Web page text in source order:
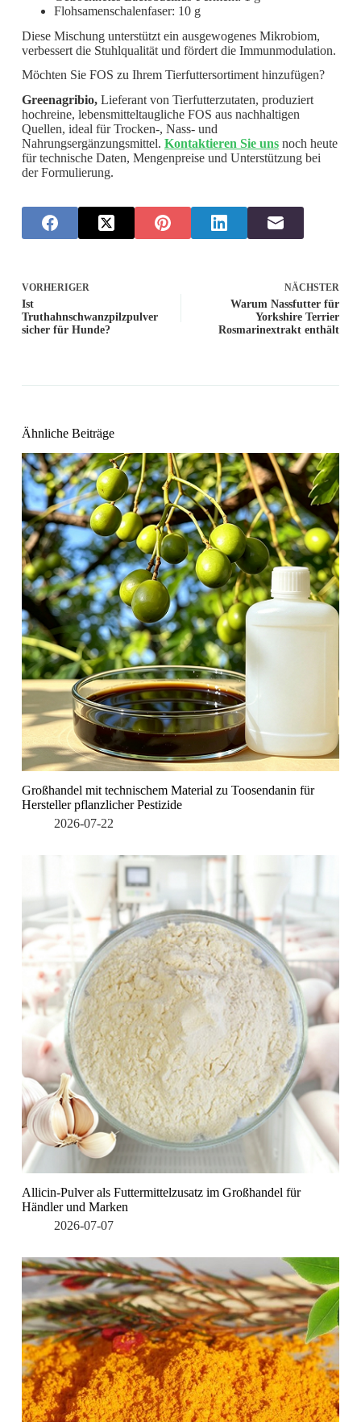
Flohsamenschalenfaser: 10 g
Diese Mischung unterstützt ein ausgewogenes Mikrobiom,
verbessert die Stuhlqualität und fördert die Immunmodulation.
Möchten Sie FOS zu Ihrem Tierfuttersortiment hinzufügen?
Greenagribio,Lieferant von Tierfutterzutaten, produziert
hochreine, lebensmitteltaugliche FOS aus nachhaltigen
Quellen, ideal für Trocken-, Nass- und
Nahrungsergänzungsmittel. Kontaktieren Sie unsnoch heute
für technische Daten, Mengenpreise und Unterstützung bei
der Formulierung.
VORHERIGER
Ist
Truthahnschwanzpilzpulver
sicher für Hunde?
NÄCHSTER
Warum Nassfutter für
Yorkshire Terrier
Rosmarinextrakt enthält
Ähnliche Beiträge
Großhandel mit technischem Material zu Toosendanin für
Hersteller pflanzlicher Pestizide
2026-07-22
Allicin-Pulver als Futtermittelzusatz im Großhandel für
Händler und Marken
2026-07-07